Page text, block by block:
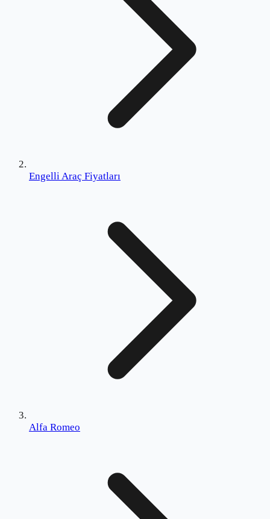
Engelli Araç Fiyatları
Alfa Romeo